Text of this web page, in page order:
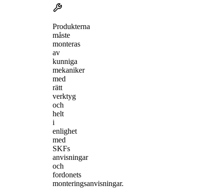
Produkterna
måste
monteras
av
kunniga
mekaniker
med
rätt
verktyg
och
helt
i
enlighet
med
SKFs
anvisningar
och
fordonets
monteringsanvisningar.